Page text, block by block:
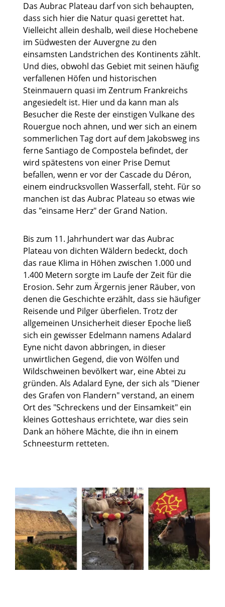
Das Aubrac Plateau darf von sich behaupten,
dass sich hier die Natur quasi gerettet hat.
Vielleicht allein deshalb, weil diese Hochebene
im Südwesten der Auvergne zu den
einsamsten Landstrichen des Kontinents zählt.
Und dies, obwohl das Gebiet mit seinen häufig
verfallenen Höfen und historischen
Steinmauern quasi im Zentrum Frankreichs
angesiedelt ist. Hier und da kann man als
Besucher die Reste der einstigen Vulkane des
Rouergue noch ahnen, und wer sich an einem
sommerlichen Tag dort auf dem Jakobsweg ins
ferne Santiago de Compostela befindet, der
wird spätestens von einer Prise Demut
befallen, wenn er vor der Cascade du Déron,
einem eindrucksvollen Wasserfall, steht. Für so
manchen ist das Aubrac Plateau so etwas wie
das "einsame Herz" der Grand Nation.
Bis zum 11. Jahrhundert war das Aubrac
Plateau von dichten Wäldern bedeckt, doch
das raue Klima in Höhen zwischen 1.000 und
1.400 Metern sorgte im Laufe der Zeit für die
Erosion. Sehr zum Ärgernis jener Räuber, von
denen die Geschichte erzählt, dass sie häufiger
Reisende und Pilger überfielen. Trotz der
allgemeinen Unsicherheit dieser Epoche ließ
sich ein gewisser Edelmann namens Adalard
Eyne nicht davon abbringen, in dieser
unwirtlichen Gegend, die von Wölfen und
Wildschweinen bevölkert war, eine Abtei zu
gründen. Als Adalard Eyne, der sich als "Diener
des Grafen von Flandern" verstand, an einem
Ort des "Schreckens und der Einsamkeit" ein
kleines Gotteshaus errichtete, war dies sein
Dank an höhere Mächte, die ihn in einem
Schneesturm retteten.